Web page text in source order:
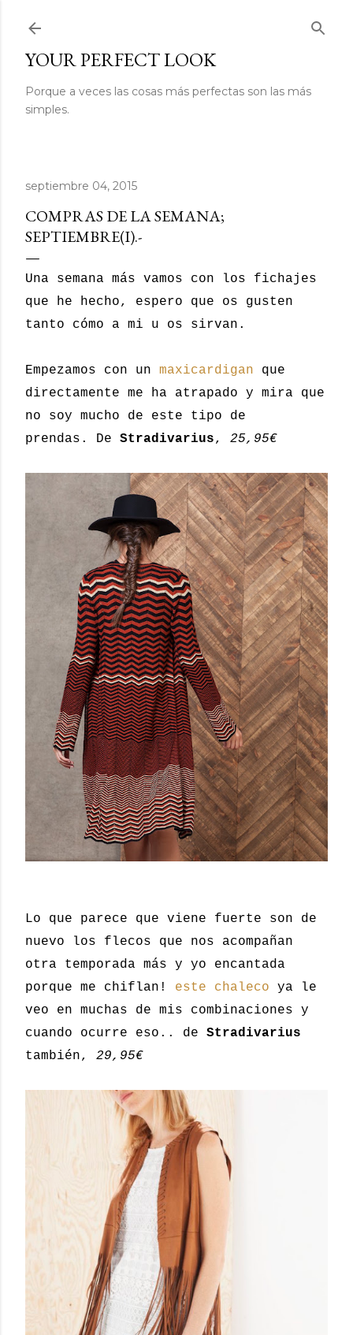
YOUR PERFECT LOOK
Porque a veces las cosas más perfectas son las más
simples.
septiembre 04, 2015
COMPRAS DE LA SEMANA;
SEPTIEMBRE(I).-
Una semana más vamos con los fichajes
que he hecho, espero que os gusten
tanto cómo a mi u os sirvan.
Empezamos con un maxicardigan que
directamente me ha atrapado y mira que
no soy mucho de este tipo de
prendas. De Stradivarius, 25,95€
Lo que parece que viene fuerte son de
nuevo los flecos que nos acompañan
otra temporada más y yo encantada
porque me chiflan! este chaleco ya le
veo en muchas de mis combinaciones y
cuando ocurre eso.. de Stradivarius
también,
29,95€